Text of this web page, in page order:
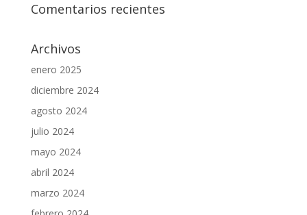
Comentarios recientes
Archivos
enero 2025
diciembre 2024
agosto 2024
julio 2024
mayo 2024
abril 2024
marzo 2024